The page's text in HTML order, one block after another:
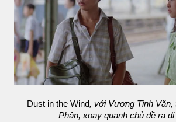
Dust in the Wind, với Vương Tinh Văn,
Phân, xoay quanh chủ đề ra